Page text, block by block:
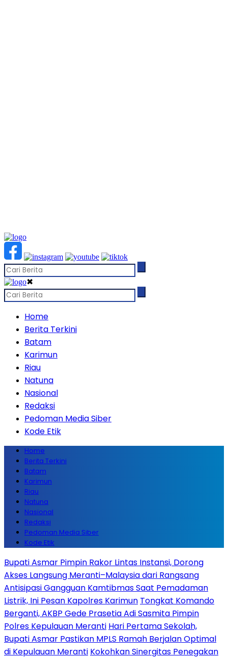
✖
Home
Berita Terkini
Batam
Karimun
Riau
Natuna
Nasional
Redaksi
Pedoman Media Siber
Kode Etik
Home
Berita Terkini
Batam
Karimun
Riau
Natuna
Nasional
Redaksi
Pedoman Media Siber
Kode Etik
Bupati Asmar Pimpin Rakor Lintas Instansi, Dorong
Akses Langsung Meranti–Malaysia dari Rangsang
Antisipasi Gangguan Kamtibmas Saat Pemadaman
Listrik, Ini Pesan Kapolres Karimun Tongkat Komando
Berganti, AKBP Gede Prasetia Adi Sasmita Pimpin
Polres Kepulauan Meranti Hari Pertama Sekolah,
Bupati Asmar Pastikan MPLS Ramah Berjalan Optimal
di Kepulauan Meranti Kokohkan Sinergitas Penegakan